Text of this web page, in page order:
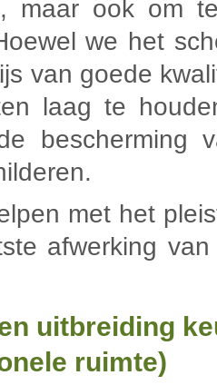
maar ook om
we het
van goede
laag te
bescherming
met het
afwerking
uitbreiding
ruimte)